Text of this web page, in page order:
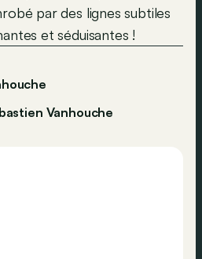
par des lignes subtiles
et séduisantes !
Vanhouche